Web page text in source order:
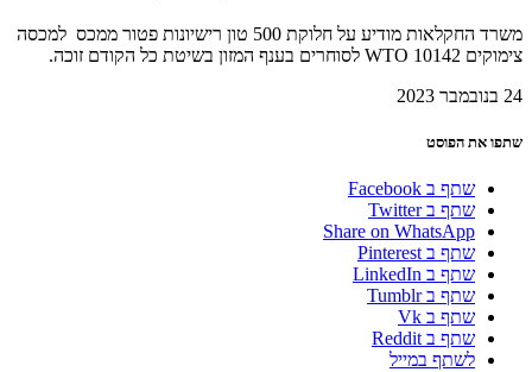
משרד החקלאות מודיע על חלוקת 500 טון רישיונות פטור ממכס למכסה
צימוקים 10142 WTO לסוחרים בענף המזון בשיטת כל הקודם זוכה.
24 בנובמבר 2023
שתפו את הפוסט
שתף ב Facebook
שתף ב Twitter
Share on WhatsApp
שתף ב Pinterest
שתף ב LinkedIn
שתף ב Tumblr
שתף ב Vk
שתף ב Reddit
לשתף במייל